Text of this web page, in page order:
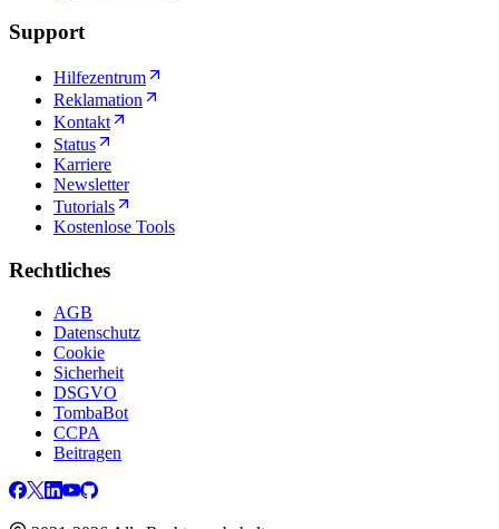
Support
Hilfezentrum
Reklamation
Kontakt
Status
Karriere
Newsletter
Tutorials
Kostenlose Tools
Rechtliches
AGB
Datenschutz
Cookie
Sicherheit
DSGVO
TombaBot
CCPA
Beitragen